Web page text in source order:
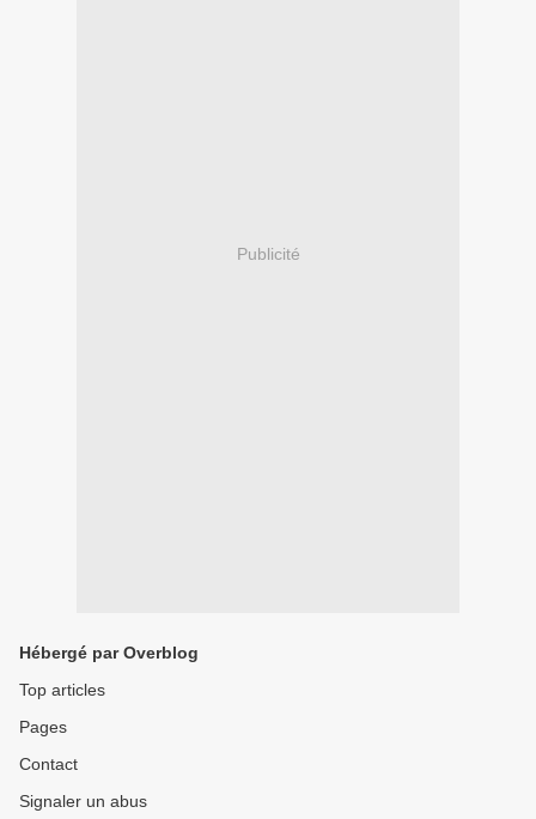
Publicité
Hébergé par Overblog
Top articles
Pages
Contact
Signaler un abus